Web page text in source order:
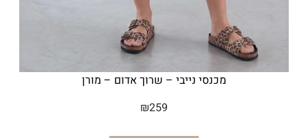
מכנסי נייבי – שרוך אדום – מורן
₪259